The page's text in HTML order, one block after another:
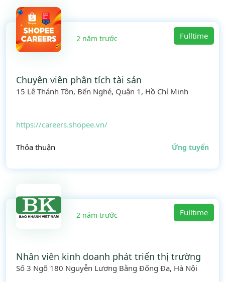
2 năm trước Fulltime
Chuyên viên phân tích tài sản
15 Lê Thánh Tôn, Bến Nghé, Quận 1, Hồ Chí Minh
https://careers.shopee.vn/
Thỏa thuận Ứng tuyển
2 năm trước Fulltime
Nhân viên kinh doanh phát triển thị trường
Số 3 Ngõ 180 Nguyễn Lương Bằng Đống Đa, Hà Nội